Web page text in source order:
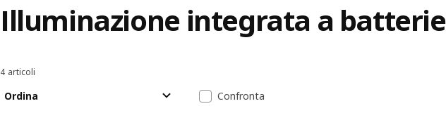
Illuminazione integrata a batterie
Ordina e filtra
4 articoli
Ordina Elenco dei risultati
Confronta